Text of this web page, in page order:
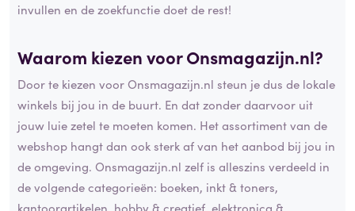
invullen en de zoekfunctie doet de rest!
Waarom kiezen voor Onsmagazijn.nl?
Door te kiezen voor Onsmagazijn.nl steun je dus de lokale
winkels bij jou in de buurt. En dat zonder daarvoor uit
jouw luie zetel te moeten komen. Het assortiment van de
webshop hangt dan ook sterk af van het aanbod bij jou in
de omgeving. Onsmagazijn.nl zelf is alleszins verdeeld in
de volgende categorieën: boeken, inkt & toners,
kantoorartikelen, hobby & creatief, elektronica &